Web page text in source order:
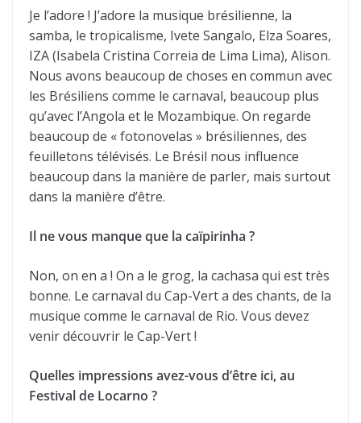
Je l’adore ! J’adore la musique brésilienne, la
samba, le tropicalisme, Ivete Sangalo, Elza Soares,
IZA (Isabela Cristina Correia de Lima Lima), Alison.
Nous avons beaucoup de choses en commun avec
les Brésiliens comme le carnaval, beaucoup plus
qu’avec l’Angola et le Mozambique. On regarde
beaucoup de « fotonovelas » brésiliennes, des
feuilletons télévisés. Le Brésil nous influence
beaucoup dans la manière de parler, mais surtout
dans la manière d’être.
Il ne vous manque que la caïpirinha ?
Non, on en a ! On a le grog, la cachasa qui est très
bonne. Le carnaval du Cap-Vert a des chants, de la
musique comme le carnaval de Rio. Vous devez
venir découvrir le Cap-Vert !
Quelles impressions avez-vous d’être ici, au
Festival de Locarno ?